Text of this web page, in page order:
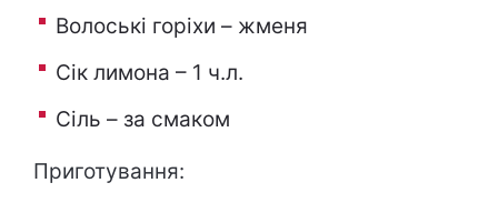
Волоські горіхи – жменя
Сік лимона – 1 ч.л.
Сіль – за смаком
Приготування: